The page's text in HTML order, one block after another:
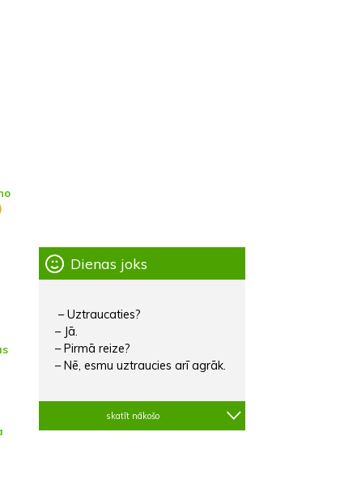
Dienas joks
– Uztraucaties?
– Jā.
– Pirmā reize?
– Nē, esmu uztraucies arī agrāk.
skatīt nākošo